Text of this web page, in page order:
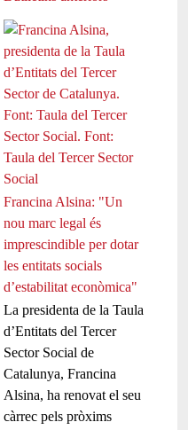
Francina Alsina: "Un
nou marc legal és
imprescindible per dotar
les entitats socials
d’estabilitat econòmica"
La presidenta de la Taula
d’Entitats del Tercer
Sector Social de
Catalunya, Francina
Alsina, ha renovat el seu
càrrec pels pròxims